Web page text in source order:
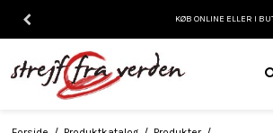
KØB ONLINE ELLER I BUTIKKEN